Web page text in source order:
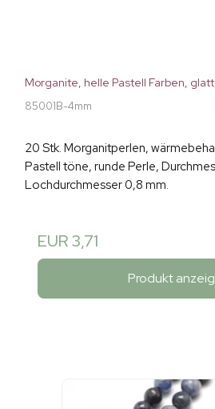
Morganite, helle Pastell Farben,
85001B-4mm
20 Stk. Morganitperlen,
Pastell töne, runde Perle,
Lochdurchmesser 0,8 mm.
EUR 3,71
Produkt